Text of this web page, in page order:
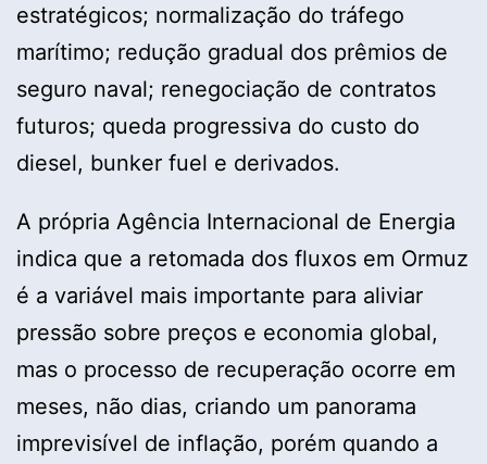
estratégicos; normalização do tráfego
marítimo; redução gradual dos prêmios de
seguro naval; renegociação de contratos
futuros; queda progressiva do custo do
diesel, bunker fuel e derivados.
A própria Agência Internacional de Energia
indica que a retomada dos fluxos em Ormuz
é a variável mais importante para aliviar
pressão sobre preços e economia global,
mas o processo de recuperação ocorre em
meses, não dias, criando um panorama
imprevisível de inflação, porém quando a